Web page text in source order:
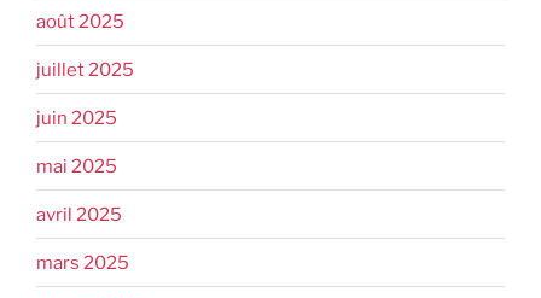
août 2025
juillet 2025
juin 2025
mai 2025
avril 2025
mars 2025